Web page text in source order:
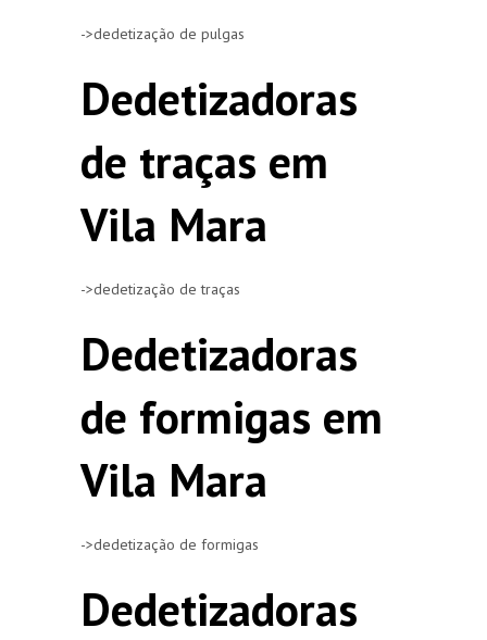
->dedetização de pulgas
Dedetizadoras
de traças em
Vila Mara
->dedetização de traças
Dedetizadoras
de formigas em
Vila Mara
->dedetização de formigas
Dedetizadoras